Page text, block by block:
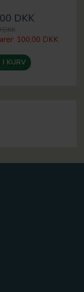
DKK
DKK
100,00 DKK
KURV